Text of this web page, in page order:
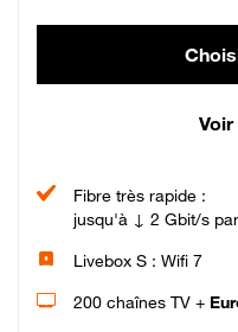
Fibre très rapide :
jusqu'à ↓ 2 Gbit/s
Livebox S : Wifi 7
200 chaînes TV +